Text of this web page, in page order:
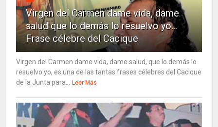
Virgen del Carmen dame vida, dame
salud que lo demás lo resuelvo yo…
Frase célebre del Cacique
Virgen del Carmen dame vida, dame salud, que lo demás lo
resuelvo yo, es una de las tantas frases célebres del Cacique
de la Junta para...
Leer Más